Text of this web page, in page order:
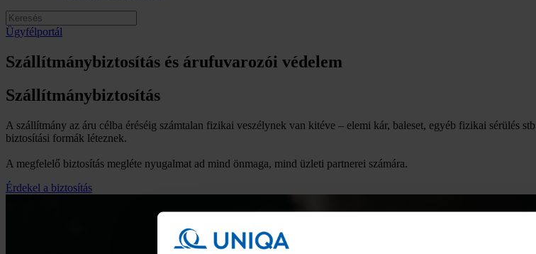
Ügyfélportál
Szállítmánybiztosítás és árufuvarozói védelem
Szállítmánybiztosítás
A szállítmány az áru célba éréséig számtalan fizikai veszélynek van kitéve – elemi kár, baleset, egyéb fizikai sérülés
biztosítási formák léteznek.
A megfelelő biztosítás megléte nyugalmat ad mind önmaga, mind üzleti partnerei számára.
Érdekel a biztosítás